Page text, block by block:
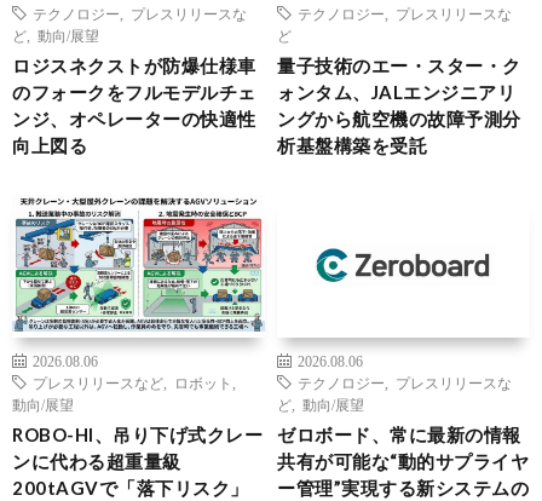
テクノロジー
プレスリリースな
ど
動向/展望
ロジスネクストが防爆仕様車
のフォークをフルモデルチェ
ンジ、オペレーターの快適性
向上図る
テクノロジー
プレスリリースな
ど
量子技術のエー・スター・ク
ォンタム、JALエンジニアリ
ングから航空機の故障予測分
析基盤構築を受託
2026.08.06
プレスリリースなど
ロボット
動向/展望
ROBO-HI、吊り下げ式クレー
ンに代わる超重量級
200tAGVで「落下リスク」
2026.08.06
テクノロジー
プレスリリースな
ど
動向/展望
ゼロボード、常に最新の情報
共有が可能な“動的サプライヤ
ー管理”実現する新システムの